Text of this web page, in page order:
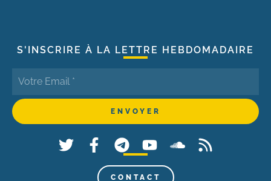
S'INSCRIRE À LA LETTRE HEBDOMADAIRE
CONTACT